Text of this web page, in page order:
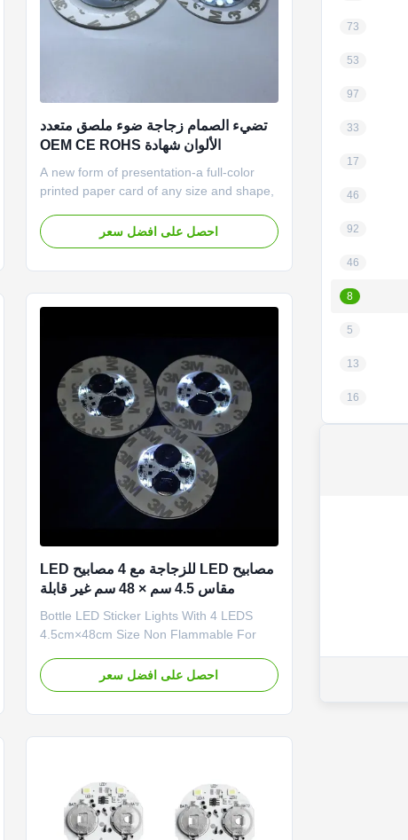
73
53
97
33
17
46
92
46
8
5
13
16
تضيء الصمام زجاجة ضوء ملصق متعدد
الألوان شهادة OEM CE ROHS
A new form of presentation-a full-color
printed paper card of any size and shape,
containing your data. The mini USB flash
drive can be removed from the card at
احصل على افضل سعر
مصابيح LED للزجاجة مع 4 مصابيح LED
مقاس 4.5 سم × 48 سم غير قابلة
للاشتعال
Bottle LED Sticker Lights With 4 LEDS
4.5cm×48cm Size Non Flammable For
bottom of glass/cup/bottle/tumbler With
sticker on the bottom Replaceable battery.
احصل على افضل سعر